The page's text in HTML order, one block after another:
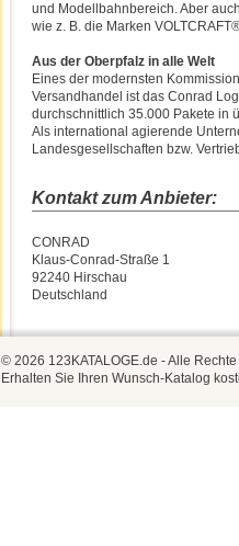
und Modellbahnbereich. Aber
wie z. B. die Marken
Aus der Oberpfalz in alle Welt
Eines der modernsten
Versandhandel ist das Conrad
durchschnittlich 35.000 Pakete in
Als international agierende
Landesgesellschaften bzw.
Kontakt zum Anbieter:
CONRAD
Klaus-Conrad-Straße 1
92240 Hirschau
Deutschland
© 2026 123KATALOGE.de - Alle
Erhalten Sie Ihren Wunsch-Katalog